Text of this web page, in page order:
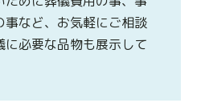
事など、お気軽にご相談
に必要な品物も展示して